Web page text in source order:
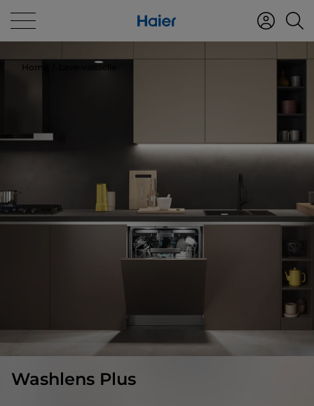
Home Lave-vaisselle
Washlens Plus